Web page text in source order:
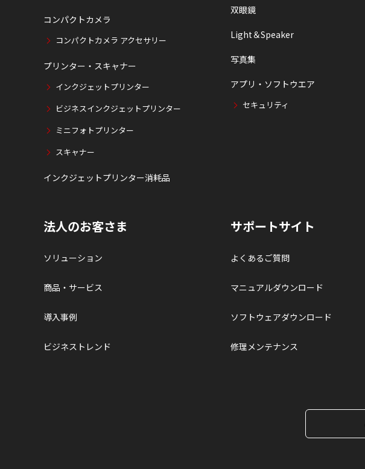
コンパクトカメラ
コンパクトカメラ アクセサリー
プリンター・スキャナー
インクジェットプリンター
ビジネスインクジェットプリンター
ミニフォトプリンター
スキャナー
インクジェットプリンター消耗品
双眼鏡
Light＆Speaker
写真集
アプリ・ソフトウエア
セキュリティ
法人のお客さま
ソリューション
商品・サービス
導入事例
ビジネストレンド
サポートサイト
よくあるご質問
マニュアルダウンロード
ソフトウェアダウンロード
修理メンテナンス